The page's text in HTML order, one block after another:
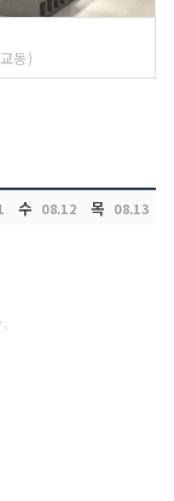
동)
수 08.12 목 08.13